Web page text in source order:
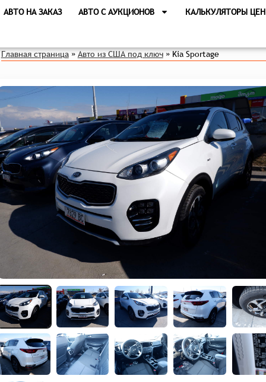
АВТО НА ЗАКАЗ АВТО С АУКЦИОНОВ КАЛЬКУЛЯТОРЫ ЦЕН
Главная страница»Авто из США под ключ»Kia Sportage